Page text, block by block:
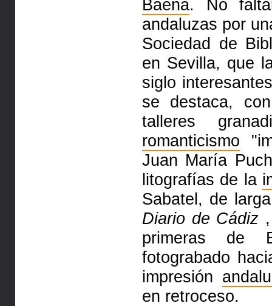
Baena. No
andaluzas por
Sociedad de
en Sevilla, que
siglo
se destaca,
talleres
romanticismo
Juan María
litografías de la
Sabatel, de
Diario de Cádiz
primeras de
fotograbado
impresión
en retroceso.